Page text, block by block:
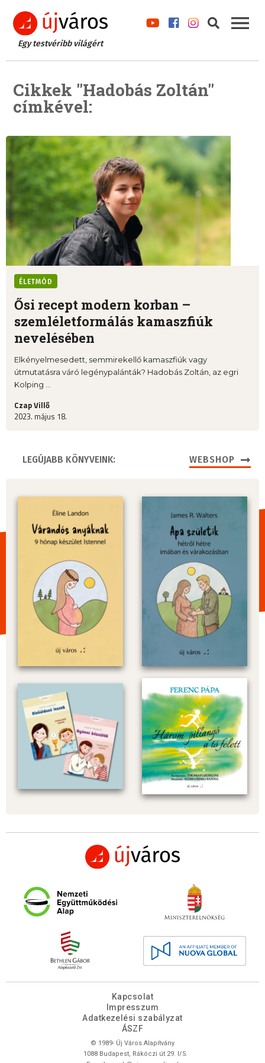
Egy testvéribb világért
Cikkek "Hadobás Zoltán"
címkével:
ÉLETMÓD
Ősi recept modern korban –
szemléletformálás kamaszfiúk
nevelésében
Elkényelmesedett, semmirekellő kamaszfiúk vagy
útmutatásra váró legénypalánták? Hadobás Zoltán, az egri
Kolping ...
Czap Villő
2023. május 18.
LEGÚJABB KÖNYVEINK: WEBSHOP
Kapcsolat
Impresszum
Adatkezelési szabályzat
ÁSZF
© 1989- Új Város Alapítvány
1088 Budapest, Rákóczi út 29. I/5.